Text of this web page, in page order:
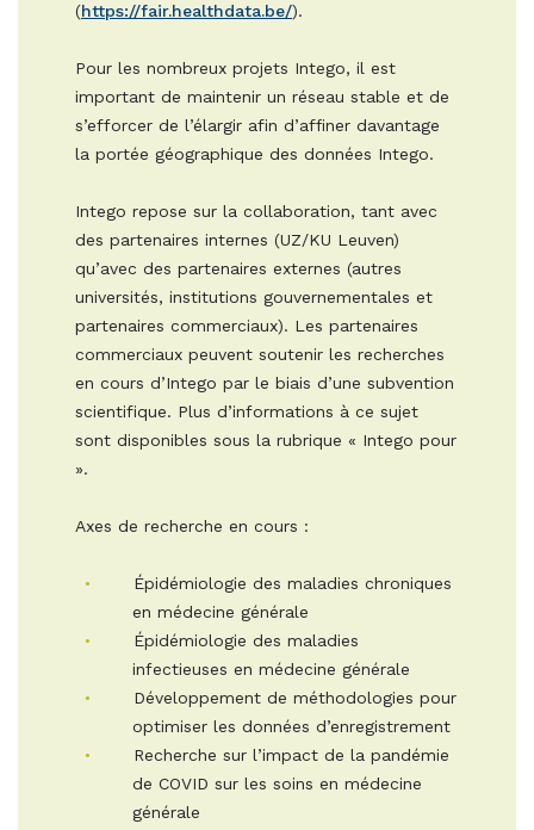
(https://fair.healthdata.be/).
Pour les nombreux projets Intego, il est
important de maintenir un réseau stable et de
s’efforcer de l’élargir afin d’affiner davantage
la portée géographique des données Intego.
Intego repose sur la collaboration, tant avec
des partenaires internes (UZ/KU Leuven)
qu’avec des partenaires externes (autres
universités, institutions gouvernementales et
partenaires commerciaux). Les partenaires
commerciaux peuvent soutenir les recherches
en cours d’Intego par le biais d’une subvention
scientifique. Plus d’informations à ce sujet
sont disponibles sous la rubrique « Intego pour
».
Axes de recherche en cours :
Épidémiologie des maladies chroniques
en médecine générale
Épidémiologie des maladies
infectieuses en médecine générale
Développement de méthodologies pour
optimiser les données d’enregistrement
Recherche sur l’impact de la pandémie
de COVID sur les soins en médecine
générale